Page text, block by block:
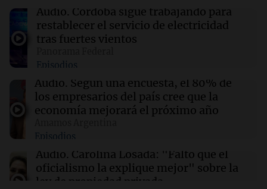
Incidentes frente al Congreso: tres detenidos
y dos heridos tras la marcha
Fito Páez y Lali marcharon en Bariloche y
Buenos Aires contra la extranjerización de
tierras
Aumentan los casos de náuseas entre
consumidores crónicos de marihuana en EE.
UU.
Audio. Córdoba sigue trabajando para
restablecer el servicio de electricidad
tras fuertes vientos
Episodios
Audio. Según una encuesta, el 80% de
los empresarios del país cree que la
economía mejorará el próximo año
Episodios
Audio. Carolina Losada: "Faltó que el
oficialismo la explique mejor" sobre la
ley de propiedad privada